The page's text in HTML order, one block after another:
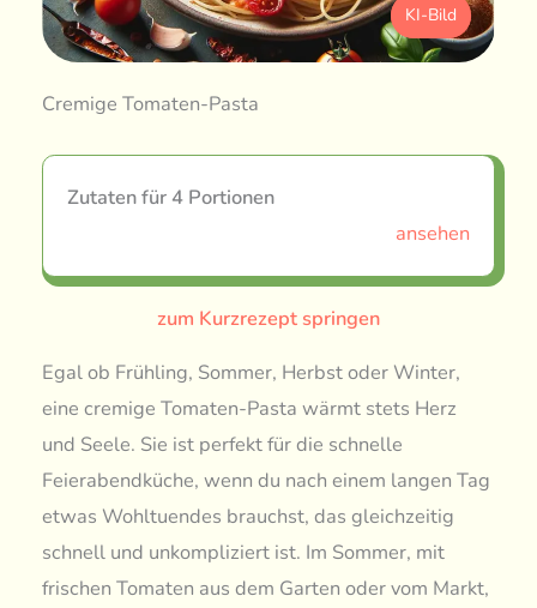
KI-Bild
Cremige Tomaten-Pasta
Zutaten für 4 Portionen
ansehen
zum Kurzrezept springen
Egal ob Frühling, Sommer, Herbst oder Winter,
eine cremige Tomaten-Pasta wärmt stets Herz
und Seele. Sie ist perfekt für die schnelle
Feierabendküche, wenn du nach einem langen Tag
etwas Wohltuendes brauchst, das gleichzeitig
schnell und unkompliziert ist. Im Sommer, mit
frischen Tomaten aus dem Garten oder vom Markt,